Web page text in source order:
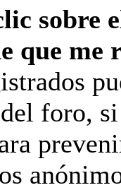
sobre
que me
foro,